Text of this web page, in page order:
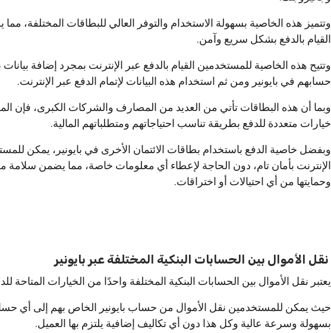
وتتميز هذه الخاصية بسهولة الاستخدام والتوفر العالي للبطاقات المختلفة،
القيام بالدفع بشكل سريع وآمن.
وتتيح هذه الخاصية للمستخدمين القيام بالدفع عبر الإنترنت بمجرد إضافة بيانات
حسابهم في بايونير ومن ثم استخدام هذه البيانات لإتمام الدفع عبر الإنترنت.
وبما أن هذه البطاقات تأتي من العديد من المصارف والشركات الكبرى، فإن
خيارات متعددة للدفع بطريقة تناسب احتياجاتهم ومتطلباتهم المالية.
وبفضل خاصية الدفع باستخدام بطاقات الائتمان الأخرى في بايونير، يمكن
الإنترنت بأمان تام، دون الحاجة لإعطاء أي معلومات خاصة، مما يضمن سلامة
وحمايتها من أي احتيالات أو اختراقات.
نقل الأموال بين الحسابات البنكية المختلفة عبر بايونير
يعتبر نقل الأموال بين الحسابات البنكية المختلفة واحدًا من الخيارات المتاحة
حيث يمكن للمستخدمين نقل الأموال من حساب بايونير الخاص بهم إلى أي
بسهولة وسرعة عالية وكل هذا دون أي تكاليف إضافية يلتزم بها العميل.